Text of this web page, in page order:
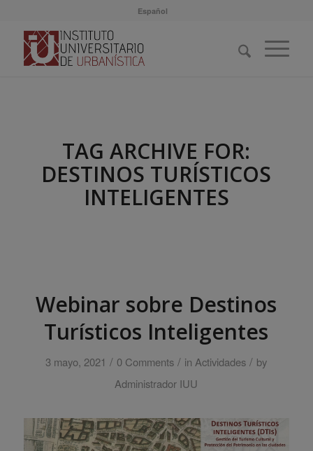
Español
TAG ARCHIVE FOR:
DESTINOS TURÍSTICOS
INTELIGENTES
Webinar sobre Destinos
Turísticos Inteligentes
3 mayo, 2021 / 0 Comments / in Actividades / by
Administrador IUU